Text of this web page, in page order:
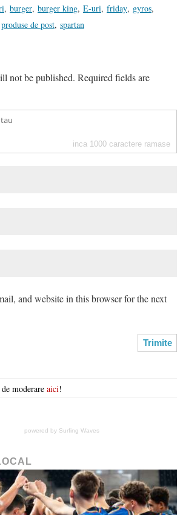
, burger, burger king, E-uri, friday, gyros,
produse de post, spartan
not be published. Required fields are
inca 1000 caractere ramase
and website in this browser for the next
moderare aici!
powered by Surfing Waves